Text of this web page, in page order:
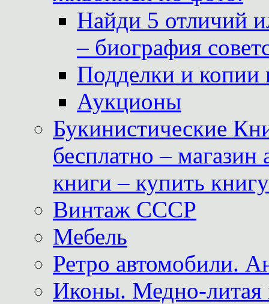
Найди 5 отличий
– биография
Подделки и копии
Аукционы
Букинистические
бесплатно –
книги – купить
Винтаж СССР
Мебель
Ретро автомобили.
Иконы. Медно-литая